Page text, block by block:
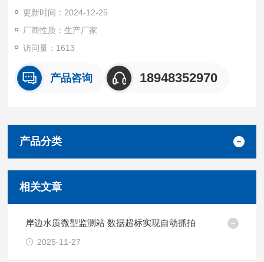
更新时间：2024-12-25
厂商性质：生产厂家
访问量：1613
产品咨询 18948352970
产品分类
相关文章
岸边水质微型监测站 数据超标实现自动抓拍
2025-11-27